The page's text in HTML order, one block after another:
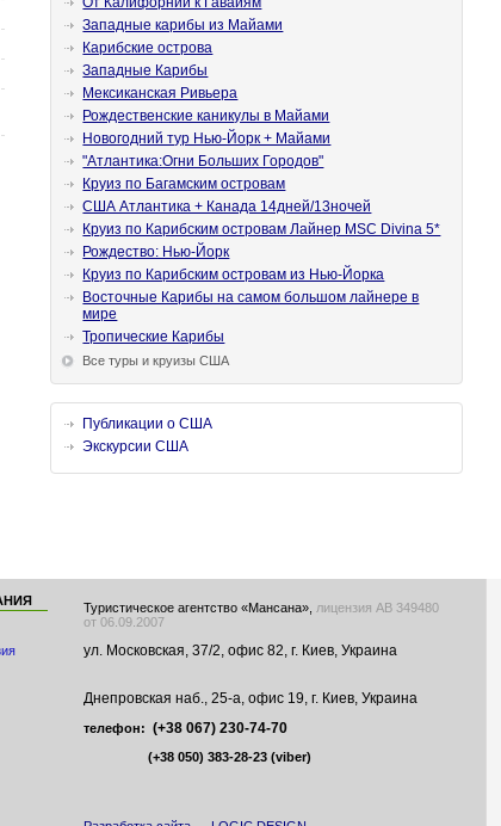
Западные карибы из Майами
Карибские острова
Западные Карибы
Мексиканская Ривьера
Рождественские каникулы в Майами
Новогодний тур Нью-Йорк + Майами
"Атлантика:Огни Больших Городов"
Круиз по Багамским островам
США Атлантика + Канада 14дней/13ночей
Круиз по Карибским островам Лайнер MSC Divina 5*
Рождество: Нью-Йорк
Круиз по Карибским островам из Нью-Йорка
Восточные Карибы на самом большом лайнере в
мире
Тропические Карибы
Все туры и круизы США
Публикации о США
Экскурсии США
Туристическое агентство «Мансана», лицензия АВ 349480
от 06.09.2007
ул. Московская, 37/2, офис 82, г. Киев, Украина
Днепровская наб., 25-а, офис 19, г. Киев, Украина
телефон: (+38 067) 230-74-70
(+38 050) 383-28-23 (viber)